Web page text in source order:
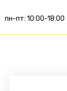
пн-пт: 10:00-18:00